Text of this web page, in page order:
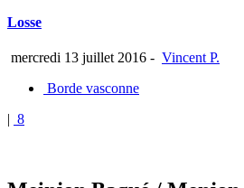
Losse
mercredi 13 juillet 2016 - Vincent P.
Borde vasconne
| 8